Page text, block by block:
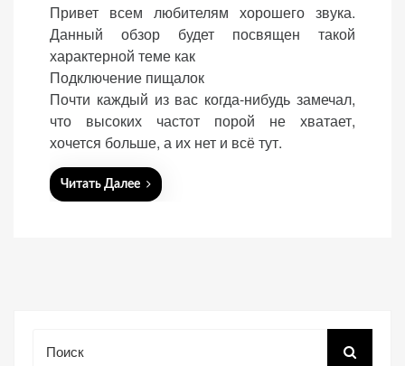
s
e
d
o
n
Привет всем любителям хорошего звука.
Данный обзор будет посвящен такой
характерной теме как
Подключение пищалок
Почти каждый из вас когда-нибудь замечал,
что высоких частот порой не хватает,
хочется больше, а их нет и всё тут.
Читать Далее
«Принять
все»
«Настройки
Обязательные
(технические)
необходимы для